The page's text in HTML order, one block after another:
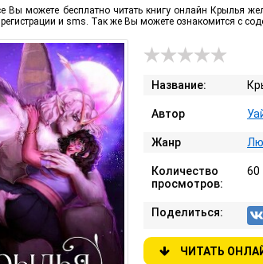
Вы можете бесплатно читать книгу онлайн Крылья
регистрации и sms. Так же Вы можете ознакомится с
Название:
Автор
Жанр
Количество
просмотров:
60
Поделиться:
ЧИТАТЬ